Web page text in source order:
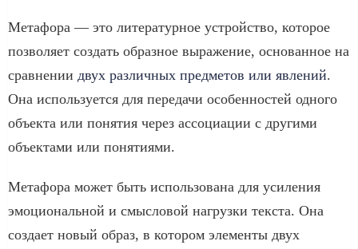
Метафора — это литературное устройство, которое
позволяет создать образное выражение, основанное на
сравнении двух различных предметов или явлений.
Она используется для передачи особенностей одного
объекта или понятия через ассоциации с другими
объектами или понятиями.
Метафора может быть использована для усиления
эмоциональной и смысловой нагрузки текста. Она
создает новый образ, в котором элементы двух